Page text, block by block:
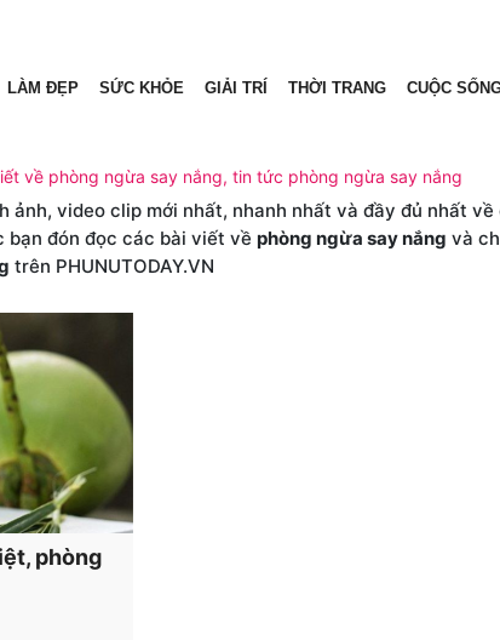
LÀM ĐẸP SỨC KHỎE GIẢI TRÍ THỜI TRANG CUỘC
về phòng ngừa say nắng, tin tức phòng ngừa say nắng
ảnh, video clip mới nhất, nhanh nhất và đầy đủ nhất về
bạn đón đọc các bài viết về phòng ngừa say nắng và
trên PHUNUTODAY.VN
phòng